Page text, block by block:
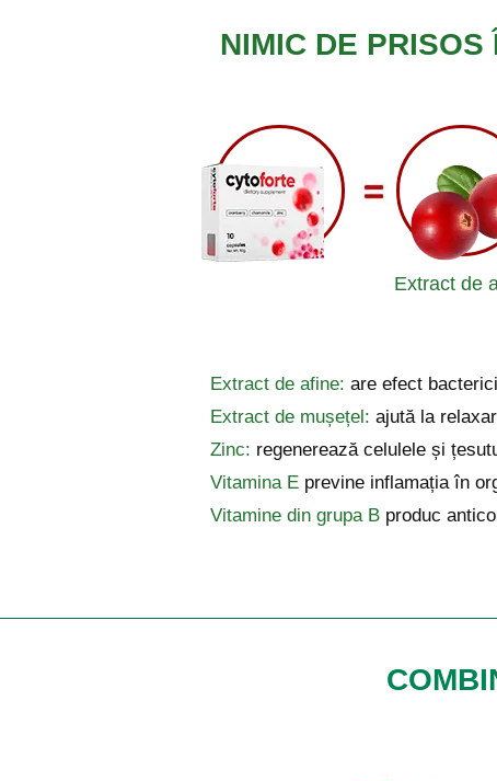
NIMIC DE PRISOS
Extract de
Extract de afine: are efect
Extract de mușețel: ajută la
Zinc: regenerează celulele și
Vitamina E previne inflamația în
Vitamine din grupa B produc